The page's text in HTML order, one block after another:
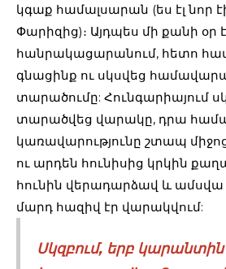
կգաք համալսարան (ես էլ նոր
Փարիզից)։ Այդպես մի քանի օր
հանրակացարանում, հետո
գնացինք ու սկսվեց
տարածումը: Հունգարիայում
տարածվեց վարակը, դրա
կառավարությունը շտապ
ու արդեն հունիսից կրկին
հունին վերադարձավ և ամսվա
մարդ հազիվ էր վարակվում:
Սկզբում, երբ կարանտին